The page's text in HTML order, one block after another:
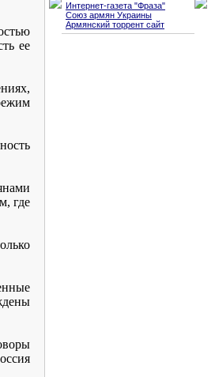
ее
где
Интернет-газета "Фраза"
Союз армян Украины
Армянский торрент сайт